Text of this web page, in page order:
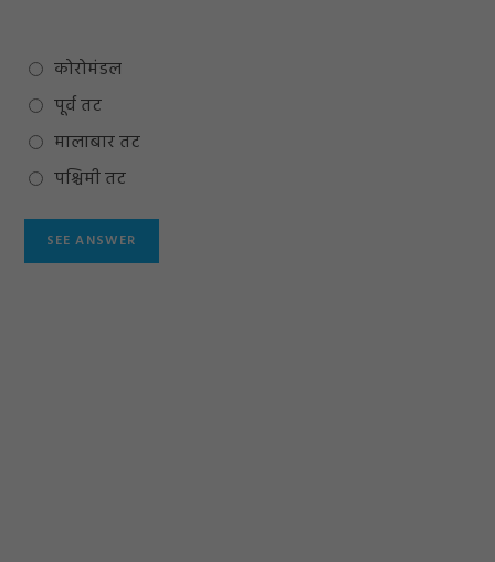
कोरोमंडल
पूर्व तट
मालाबार तट
पश्चिमी तट